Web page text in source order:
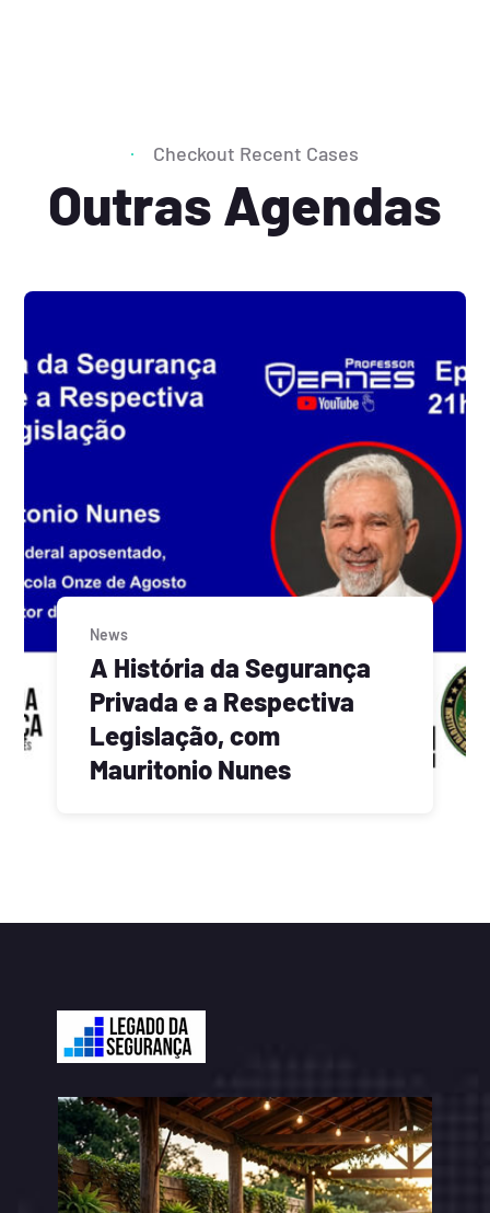
Checkout Recent Cases
Outras Agendas
News
A História da Segurança
Privada e a Respectiva
Legislação, com
Mauritonio Nunes